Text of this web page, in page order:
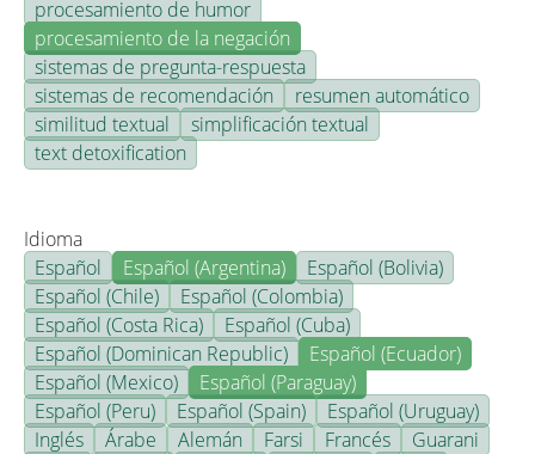
procesamiento de humor
procesamiento de la negación
sistemas de pregunta-respuesta
sistemas de recomendación
resumen automático
similitud textual
simplificación textual
text detoxification
Idioma
Español
Español (Argentina)
Español (Bolivia)
Español (Chile)
Español (Colombia)
Español (Costa Rica)
Español (Cuba)
Español (Dominican Republic)
Español (Ecuador)
Español (Mexico)
Español (Paraguay)
Español (Peru)
Español (Spain)
Español (Uruguay)
Inglés
Árabe Alemán Farsi Francés
Guarani